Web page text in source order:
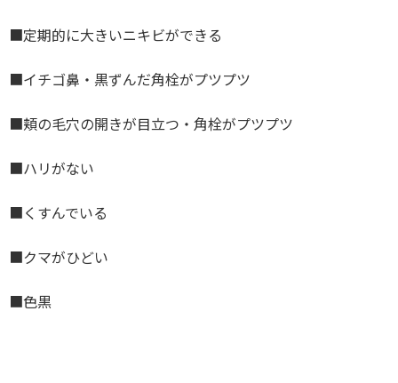
■定期的に大きいニキビができる
■イチゴ鼻・黒ずんだ角栓がプツプツ
■頬の毛穴の開きが目立つ・角栓がプツプツ
■ハリがない
■くすんでいる
■クマがひどい
■色黒